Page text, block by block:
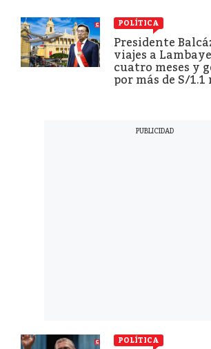
POLÍTICA
Presidente
viajes a
cuatro meses y
por más de S/
POLÍTICA